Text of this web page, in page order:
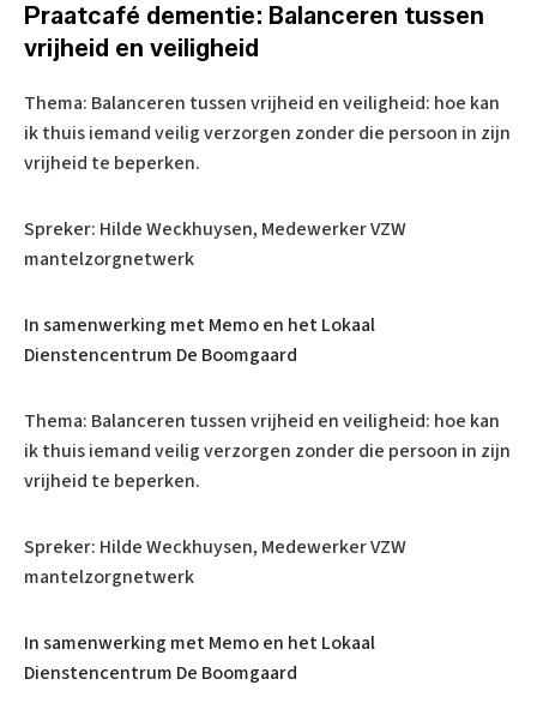
Praatcafé dementie: Balanceren tussen
vrijheid en veiligheid
Thema: Balanceren tussen vrijheid en veiligheid: hoe kan
ik thuis iemand veilig verzorgen zonder die persoon in zijn
vrijheid te beperken.
Spreker: Hilde Weckhuysen, Medewerker VZW
mantelzorgnetwerk
In samenwerking met Memo en het Lokaal
Dienstencentrum De Boomgaard
Thema: Balanceren tussen vrijheid en veiligheid: hoe kan
ik thuis iemand veilig verzorgen zonder die persoon in zijn
vrijheid te beperken.
Spreker: Hilde Weckhuysen, Medewerker VZW
mantelzorgnetwerk
In samenwerking met Memo en het Lokaal
Dienstencentrum De Boomgaard